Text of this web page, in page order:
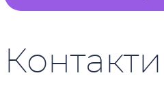
Контакти